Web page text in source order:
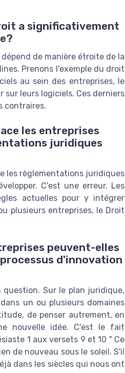
a significativement
de manière étroite de la
Prenons l'exemple du droit
au sein des entreprises, le
leurs logiciels. Ces derniers
contraires.
les entreprises
juridiques
les règlementations juridiques
C'est une erreur. Les
actuelles pour y intégrer
plusieurs entreprises, le Droit
peuvent-elles
d'innovation
Sur le plan juridique,
un ou plusieurs domaines
de penser autrement, en
nouvelle idée. C'est le fait
1 aux versets 9 et 10 " Ce
de nouveau sous le soleil. S'il
dans les siècles qui nous ont